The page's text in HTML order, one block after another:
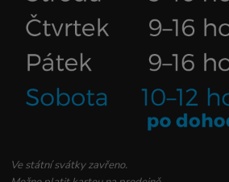
Ve státní svátky zavřeno.